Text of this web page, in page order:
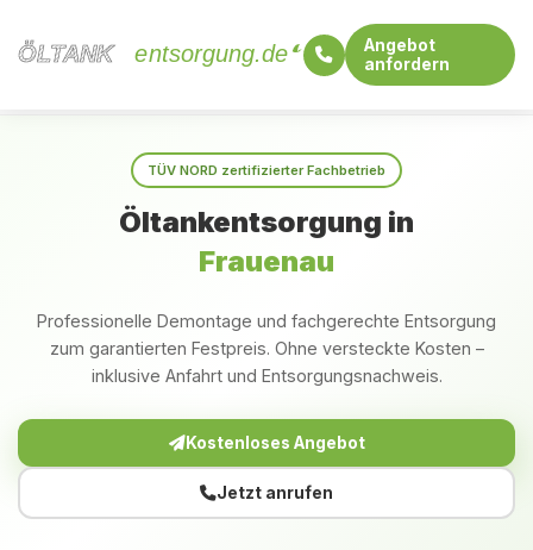
ÖLTANK
ÖLTANK entsorgung.de
Angebot
anfordern
TÜV NORD zertifizierter Fachbetrieb
Öltankentsorgung in
Frauenau
Professionelle Demontage und fachgerechte Entsorgung
zum garantierten Festpreis. Ohne versteckte Kosten –
inklusive Anfahrt und Entsorgungsnachweis.
Kostenloses Angebot
Jetzt anrufen